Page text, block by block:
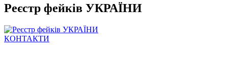
Реєстр фейків УКРАЇНИ
КОНТАКТИ